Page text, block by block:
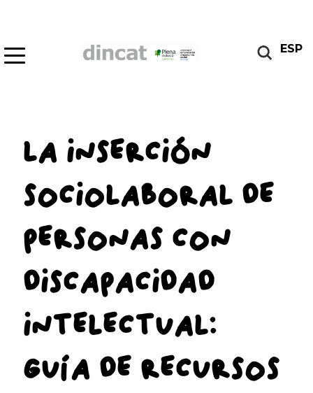
ESP
LA INSERCIÓN
SOCIOLABORAL DE
PERSONAS CON
DISCAPACIDAD
INTELECTUAL:
GUÍA DE RECURSOS